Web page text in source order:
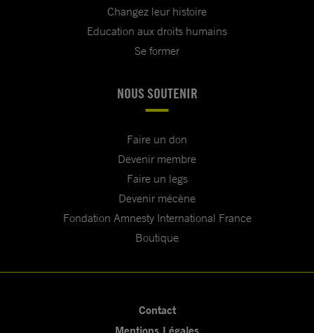
Changez leur histoire
Education aux droits humains
Se former
NOUS SOUTENIR
Faire un don
Devenir membre
Faire un legs
Devenir mécène
Fondation Amnesty International France
Boutique
Contact
Mentions Légales